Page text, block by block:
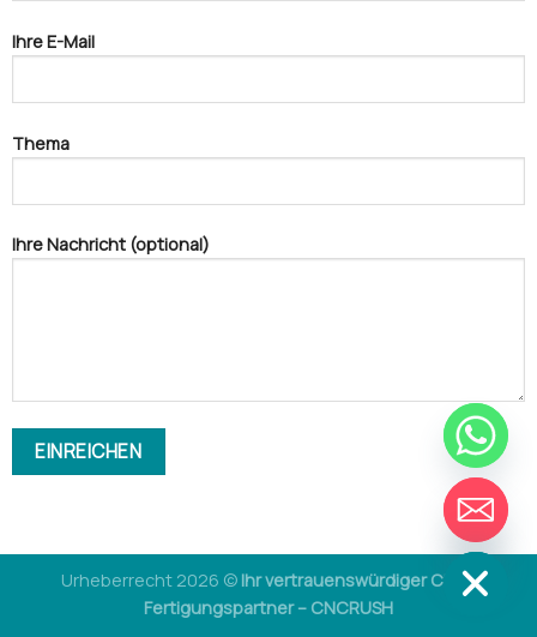
Ihre E-Mail
Thema
Ihre Nachricht (optional)
Urheberrecht 2026 © Ihr vertrauenswürdiger CNC-
Fertigungspartner – CNCRUSH
CHATY
VERSTECKEN